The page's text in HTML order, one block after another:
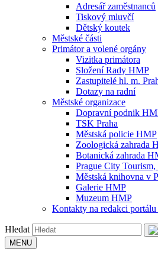
Adresář zaměstnanců
Tiskový mluvčí
Dětský koutek
Městské části
Primátor a volené orgány
Vizitka primátora
Složení Rady HMP
Zastupitelé hl. m.
Dotazy na radní
Městské organizace
Dopravní podnik
TSK Praha
Městská policie HMP
Zoologická zahrada
Botanická zahrada
Prague City Tourism,
Městská knihovna v
Galerie HMP
Muzeum HMP
Kontakty na redakci portálu
Hledat
MENU